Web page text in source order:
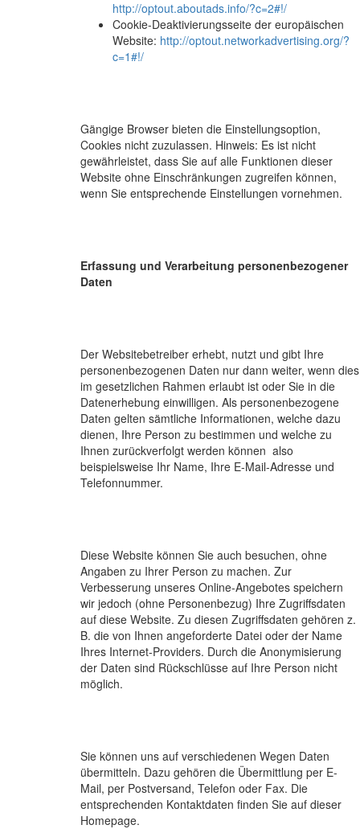
http://optout.aboutads.info/?c=2#!/
Cookie-Deaktivierungsseite der europäischen
Website: http://optout.networkadvertising.org/?
c=1#!/
Gängige Browser bieten die Einstellungsoption,
Cookies nicht zuzulassen. Hinweis: Es ist nicht
gewährleistet, dass Sie auf alle Funktionen dieser
Website ohne Einschränkungen zugreifen können,
wenn Sie entsprechende Einstellungen vornehmen.
Erfassung und Verarbeitung personenbezogener
Daten
Der Websitebetreiber erhebt, nutzt und gibt Ihre
personenbezogenen Daten nur dann weiter, wenn dies
im gesetzlichen Rahmen erlaubt ist oder Sie in die
Datenerhebung einwilligen. Als personenbezogene
Daten gelten sämtliche Informationen, welche dazu
dienen, Ihre Person zu bestimmen und welche zu
Ihnen zurückverfolgt werden können  also
beispielsweise Ihr Name, Ihre E-Mail-Adresse und
Telefonnummer.
Diese Website können Sie auch besuchen, ohne
Angaben zu Ihrer Person zu machen. Zur
Verbesserung unseres Online-Angebotes speichern
wir jedoch (ohne Personenbezug) Ihre Zugriffsdaten
auf diese Website. Zu diesen Zugriffsdaten gehören z.
B. die von Ihnen angeforderte Datei oder der Name
Ihres Internet-Providers. Durch die Anonymisierung
der Daten sind Rückschlüsse auf Ihre Person nicht
möglich.
Sie können uns auf verschiedenen Wegen Daten
übermitteln. Dazu gehören die Übermittlung per E-
Mail, per Postversand, Telefon oder Fax. Die
entsprechenden Kontaktdaten finden Sie auf dieser
Homepage.